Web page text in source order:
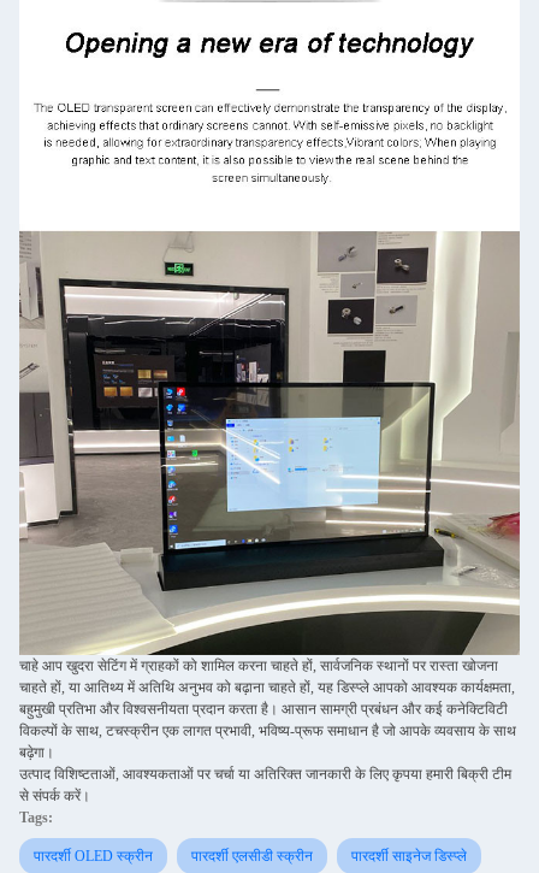
चाहे आप खुदरा सेटिंग में ग्राहकों को शामिल करना चाहते हों, सार्वजनिक स्थानों पर रास्ता खोजना
चाहते हों, या आतिथ्य में अतिथि अनुभव को बढ़ाना चाहते हों, यह डिस्प्ले आपको आवश्यक कार्यक्षमता,
बहुमुखी प्रतिभा और विश्वसनीयता प्रदान करता है। आसान सामग्री प्रबंधन और कई कनेक्टिविटी
विकल्पों के साथ, टचस्क्रीन एक लागत प्रभावी, भविष्य-प्रूफ समाधान है जो आपके व्यवसाय के साथ
बढ़ेगा।
उत्पाद विशिष्टताओं, आवश्यकताओं पर चर्चा या अतिरिक्त जानकारी के लिए कृपया हमारी बिक्री टीम
से संपर्क करें।
Tags:
पारदर्शी OLED स्क्रीन पारदर्शी एलसीडी स्क्रीन पारदर्शी साइनेज डिस्प्ले